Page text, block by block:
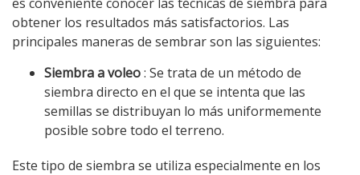
obtener los resultados más satisfactorios. Las
principales maneras de sembrar son las siguientes:
Siembra a voleo: Se trata de un método de
siembra directo en el que se intenta que las
semillas se distribuyan lo más uniformemente
posible sobre todo el terreno.
Este tipo de siembra se utiliza especialmente en los